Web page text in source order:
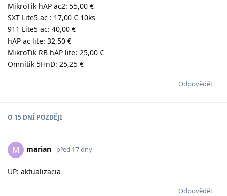
MikroTik hAP ac2: 55,00 €
SXT Lite5 ac : 17,00 € 10ks
911 Lite5 ac: 40,00 €
hAP ac lite: 32,50 €
MikroTik RB hAP lite: 25,00 €
Omnitik 5HnD: 25,25 €
Odpovědět
O 15 DNÍ POZDĚJI
M marian před 17 dny
UP: aktualizacia
Odpovědět